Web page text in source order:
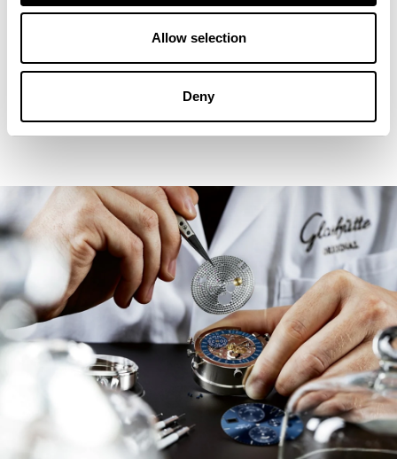
Allow selection
Deny